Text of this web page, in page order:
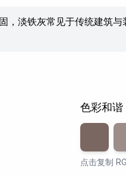
，淡铁灰常见于传统建筑
色彩和谐
透明度 80
透
点击复制